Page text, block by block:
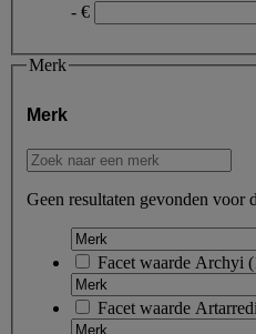
- €
Merk
Merk
Geen resultaten gevonden voor
Facet waarde Archyi (
Facet waarde